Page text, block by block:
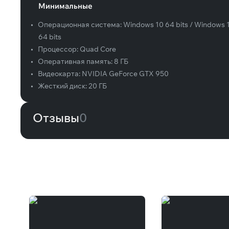
Минимальные
• Операционная система:Windows 10 64 bits / Windows
64 bits
•
Процессор: Quad Core
•
Оперативная память: 8 ГБ
•
Видеокарта: NVIDIA GeForce GTX 950
•
Жесткий диск:20 ГБ
Отзывы0